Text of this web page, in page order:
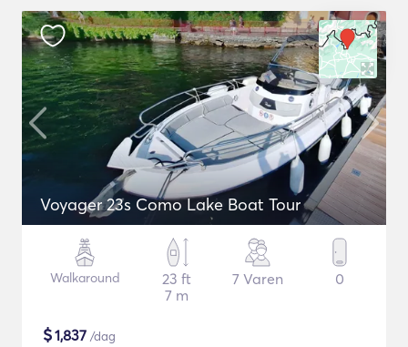
Voyager 23s Como Lake Boat Tour
Walkaround
23 ft
7 m
7 Varen 0
$1,837 /dag